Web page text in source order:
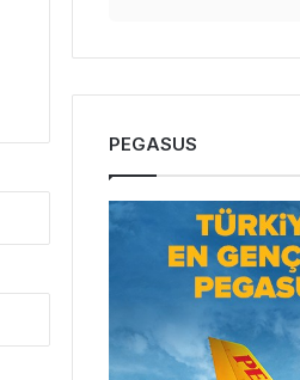
PEGASUS